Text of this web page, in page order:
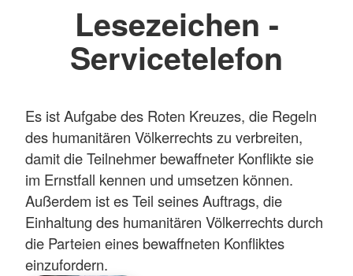
Lesezeichen -
Servicetelefon
Es ist Aufgabe des Roten Kreuzes, die Regeln
des humanitären Völkerrechts zu verbreiten,
damit die Teilnehmer bewaffneter Konflikte sie
im Ernstfall kennen und umsetzen können.
Außerdem ist es Teil seines Auftrags, die
Einhaltung des humanitären Völkerrechts durch
die Parteien eines bewaffneten Konfliktes
einzufordern.